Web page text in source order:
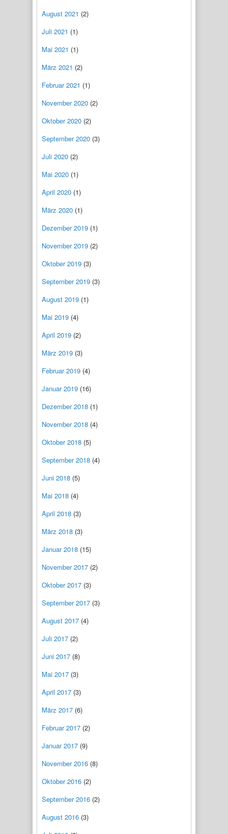
August 2021 (2)
Juli 2021 (1)
Mai 2021 (1)
März 2021 (2)
Februar 2021 (1)
November 2020 (2)
Oktober 2020 (2)
September 2020 (3)
Juli 2020 (2)
Mai 2020 (1)
April 2020 (1)
März 2020 (1)
Dezember 2019 (1)
November 2019 (2)
Oktober 2019 (3)
September 2019 (3)
August 2019 (1)
Mai 2019 (4)
April 2019 (2)
März 2019 (3)
Februar 2019 (4)
Januar 2019 (16)
Dezember 2018 (1)
November 2018 (4)
Oktober 2018 (5)
September 2018 (4)
Juni 2018 (5)
Mai 2018 (4)
April 2018 (3)
März 2018 (3)
Januar 2018 (15)
November 2017 (2)
Oktober 2017 (3)
September 2017 (3)
August 2017 (4)
Juli 2017 (2)
Juni 2017 (8)
Mai 2017 (3)
April 2017 (3)
März 2017 (6)
Februar 2017 (2)
Januar 2017 (9)
November 2016 (8)
Oktober 2016 (2)
September 2016 (2)
August 2016 (3)